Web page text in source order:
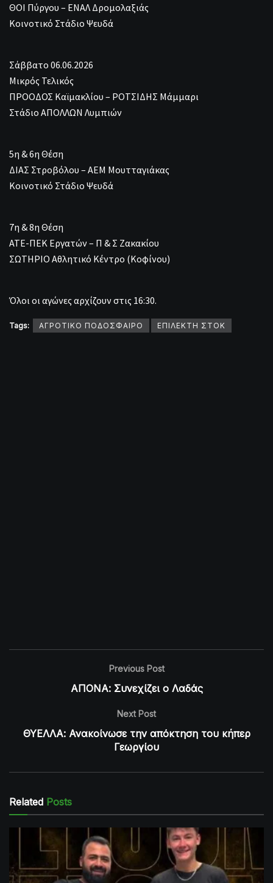
ΘΟΙ Πύργου – ΕΝΑΛ Δρομολαξιάς
Κοινοτικό Στάδιο Ψευδά
Σάββατο 06.06.2026
Μικρός Τελικός
ΠΡΟΟΔΟΣ Καϊμακλίου – ΡΟΤΣΙΔΗΣ Μάμμαρι
Στάδιο ΑΠΟΛΛΩΝ Λυμπιών
5η & 6η Θέση
ΔΙΑΣ Στροβόλου – ΑΕΜ Μουτταγιάκας
Κοινοτικό Στάδιο Ψευδά
7η & 8η Θέση
ΑΤΕ-ΠΕΚ Εργατών – Π & Σ Ζακακίου
ΣΩΤΗΡΙΟ Αθλητικό Κέντρο (Κοφίνου)
Όλοι οι αγώνες αρχίζουν στις 16:30.
Tags: ΑΓΡΟΤΙΚΟ ΠΟΔΟΣΦΑΙΡΟ ΕΠΙΛΕΚΤΗ ΣΤΟΚ
Previous Post
ΑΠΟΝΑ: Συνεχίζει ο Λαδάς
Next Post
ΘΥΕΛΛΑ: Ανακοίνωσε την απόκτηση του κήπερ
Γεωργίου
Related Posts